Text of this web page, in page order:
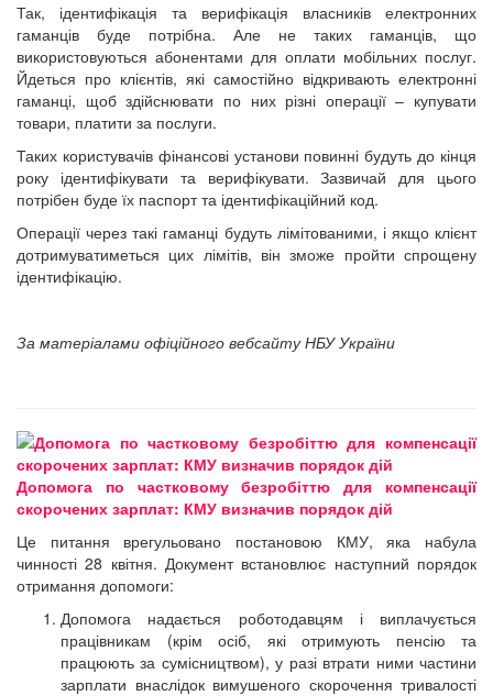
Так, ідентифікація та верифікація власників електронних
гаманців буде потрібна. Але не таких гаманців, що
використовуються абонентами для оплати мобільних послуг.
Йдеться про клієнтів, які самостійно відкривають електронні
гаманці, щоб здійснювати по них різні операції – купувати
товари, платити за послуги.
Таких користувачів фінансові установи повинні будуть до кінця
року ідентифікувати та верифікувати. Зазвичай для цього
потрібен буде їх паспорт та ідентифікаційний код.
Операції через такі гаманці будуть лімітованими, і якщо клієнт
дотримуватиметься цих лімітів, він зможе пройти спрощену
ідентифікацію.
За матеріалами офіційного вебсайту НБУ України
Допомога по частковому безробіттю для компенсації
скорочених зарплат: КМУ визначив порядок дій
Це питання врегульовано постановою КМУ, яка набула
чинності 28 квітня. Документ встановлює наступний порядок
отримання допомоги:
Допомога надається роботодавцям і виплачується
працівникам (крім осіб, які отримують пенсію та
працюють за сумісництвом), у разі втрати ними частини
зарплати внаслідок вимушеного скорочення тривалості